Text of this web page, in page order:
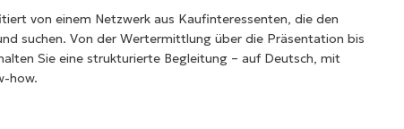
von einem Netzwerk aus Kaufinteressenten, die den
suchen. Von der Wertermittlung über die Präsentation bis
Sie eine strukturierte Begleitung – auf Deutsch, mit
how.